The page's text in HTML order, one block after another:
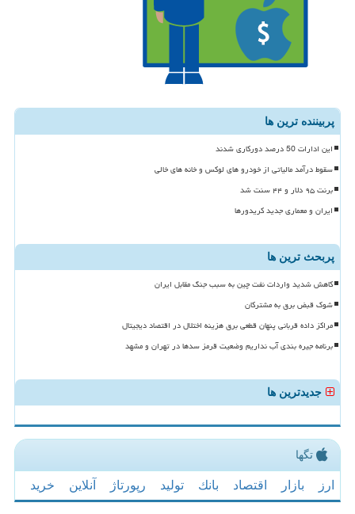
پربیننده ترین ها
این ادارات 50 درصد دورکاری شدند
سقوط درآمد مالیاتی از خودرو های لوکس و خانه های خالی
برنت ۹۵ دلار و ۴۴ سنت شد
ایران و معماری جدید کریدورها
پربحث ترین ها
کاهش شدید واردات نفت چین به سبب جنگ مقابل ایران
شوک قبض برق به مشترکان
مراکز داده قربانی پنهان قطعی برق هزینه اختلال در اقتصاد دیجیتال
برنامه جیره بندی آب نداریم وضعیت قرمز سدها در تهران و مشهد
جدیدترین ها
تگها
ارز بازار اقتصاد بانك تولید رپورتاژ آنلاین خرید